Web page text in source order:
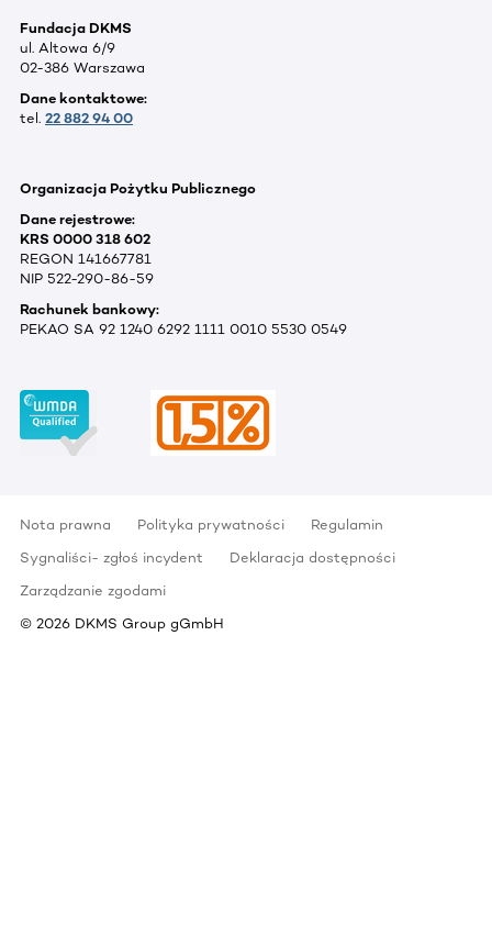
Fundacja DKMS
ul. Altowa 6/9
02-386 Warszawa
Dane kontaktowe:
tel. 22 882 94 00
Organizacja Pożytku Publicznego
Dane rejestrowe:
KRS 0000 318 602
REGON 141667781
NIP 522-290-86-59
Rachunek bankowy:
PEKAO SA 92 1240 6292 1111 0010 5530 0549
Nota prawna Polityka prywatności
Regulamin
Sygnaliści- zgłoś incydent
Deklaracja dostępności
Zarządzanie zgodami
© 2026 DKMS Group gGmbH